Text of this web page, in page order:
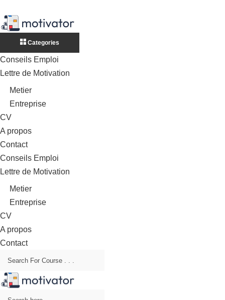
Categories
Conseils Emploi
Lettre de Motivation
Metier
Entreprise
CV
A propos
Contact
Conseils Emploi
Lettre de Motivation
Metier
Entreprise
CV
A propos
Contact